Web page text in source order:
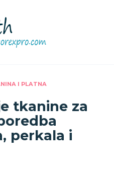
I PLATNA
tkanine za
perkala i